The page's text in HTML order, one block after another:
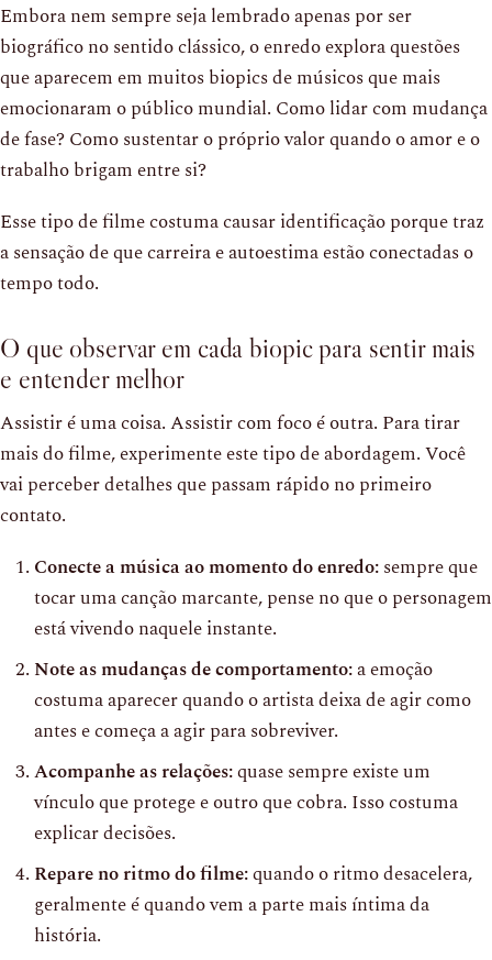
Embora nem sempre seja lembrado apenas por ser
biográfico no sentido clássico, o enredo explora questões
que aparecem em muitos biopics de músicos que mais
emocionaram o público mundial. Como lidar com mudança
de fase? Como sustentar o próprio valor quando o amor e o
trabalho brigam entre si?
Esse tipo de filme costuma causar identificação porque traz
a sensação de que carreira e autoestima estão conectadas o
tempo todo.
O que observar em cada biopic para sentir mais
e entender melhor
Assistir é uma coisa. Assistir com foco é outra. Para tirar
mais do filme, experimente este tipo de abordagem. Você
vai perceber detalhes que passam rápido no primeiro
contato.
Conecte a música ao momento do enredo:sempre que
tocar uma canção marcante, pense no que o personagem
está vivendo naquele instante.
Note as mudanças de comportamento:a emoção
costuma aparecer quando o artista deixa de agir como
antes e começa a agir para sobreviver.
Acompanhe as relações:quase sempre existe um
vínculo que protege e outro que cobra. Isso costuma
explicar decisões.
Repare no ritmo do filme:quando o ritmo desacelera,
geralmente é quando vem a parte mais íntima da
história.